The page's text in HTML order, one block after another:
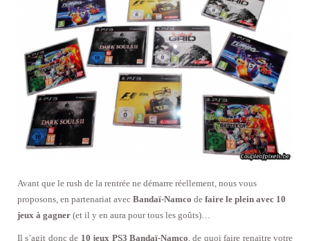
Avant que le rush de la rentrée ne démarre réellement, nous vous
proposons, en partenariat avec Bandaï-Namco de faire le plein avec 10
jeux à gagner (et il y en aura pour tous les goûts)…
Il s’agit donc de 10 jeux PS3 Bandaï-Namco, de quoi faire renaitre votre